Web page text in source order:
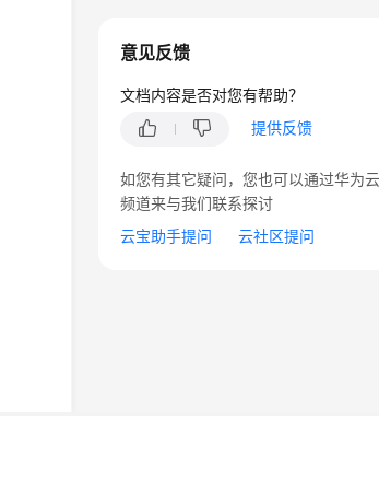
意见反馈
文档内容是否对您有帮助？
提供反馈
如您有其它疑问，您也可以通过华为
频道来与我们联系探讨
云宝助手提问
云社区提问